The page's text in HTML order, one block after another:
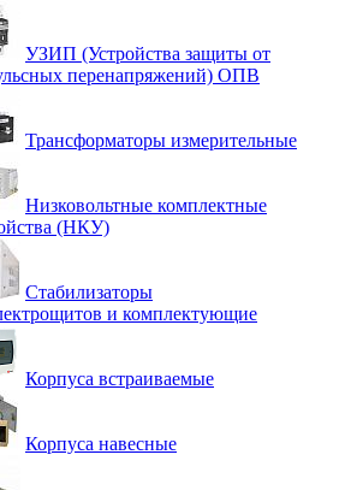
УЗИП (Устройства защиты от
перенапряжений) ОПВ
Трансформаторы измерительные
Низковольтные комплектные
(НКУ)
Стабилизаторы
и комплектующие
Корпуса встраиваемые
Корпуса навесные